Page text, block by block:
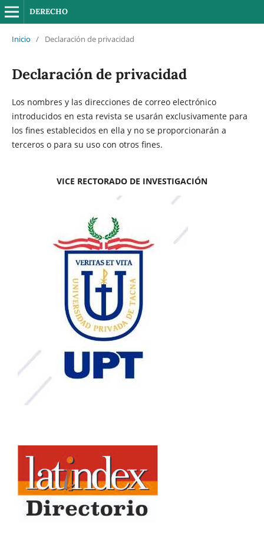
DERECHO
Inicio / Declaración de privacidad
Declaración de privacidad
Los nombres y las direcciones de correo electrónico
introducidos en esta revista se usarán exclusivamente para
los fines establecidos en ella y no se proporcionarán a
terceros o para su uso con otros fines.
VICE RECTORADO DE INVESTIGACIÓN